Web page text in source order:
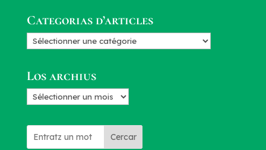
Categorias d’articles
Categorias
Los archius
Los
Cercar